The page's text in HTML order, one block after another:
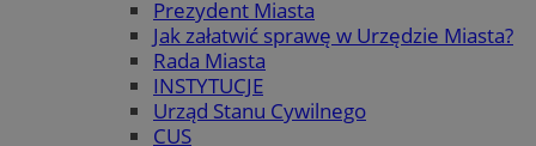
Prezydent Miasta
Jak załatwić sprawę w Urzędzie Miasta?
Rada Miasta
INSTYTUCJE
Urząd Stanu Cywilnego
CUS